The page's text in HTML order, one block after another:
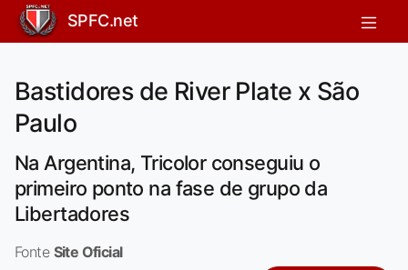
SPFC.net
Bastidores de River Plate x São
Paulo
Na Argentina, Tricolor conseguiu o
primeiro ponto na fase de grupo da
Libertadores
Fonte Site Oficial